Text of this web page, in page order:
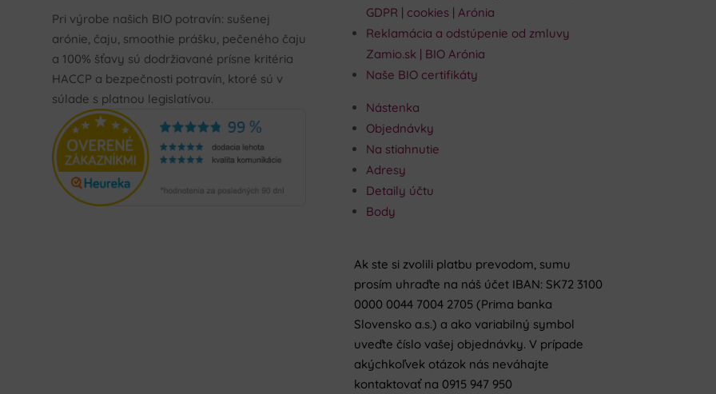
Pri výrobe našich BIO potravín: sušenej
arónie, čaju, smoothie prášku, pečeného čaju
a 100% šťavy sú dodržiavané prísne kritéria
HACCP a bezpečnosti potravín, ktoré sú v
súlade s platnou legislatívou.
GDPR | cookies | Arónia
Reklamácia a odstúpenie od zmluvy
Zamio.sk | BIO Arónia
Naše BIO certifikáty
Nástenka
Objednávky
Na stiahnutie
Adresy
Detaily účtu
Body
Ak ste si zvolili platbu prevodom, sumu
prosím uhraďte na náš účet IBAN: SK72 3100
0000 0044 7004 2705 (Prima banka
Slovensko a.s.) a ako variabilný symbol
uveďte číslo vašej objednávky. V prípade
akýchkoľvek otázok nás neváhajte
kontaktovať na 0915 947 950